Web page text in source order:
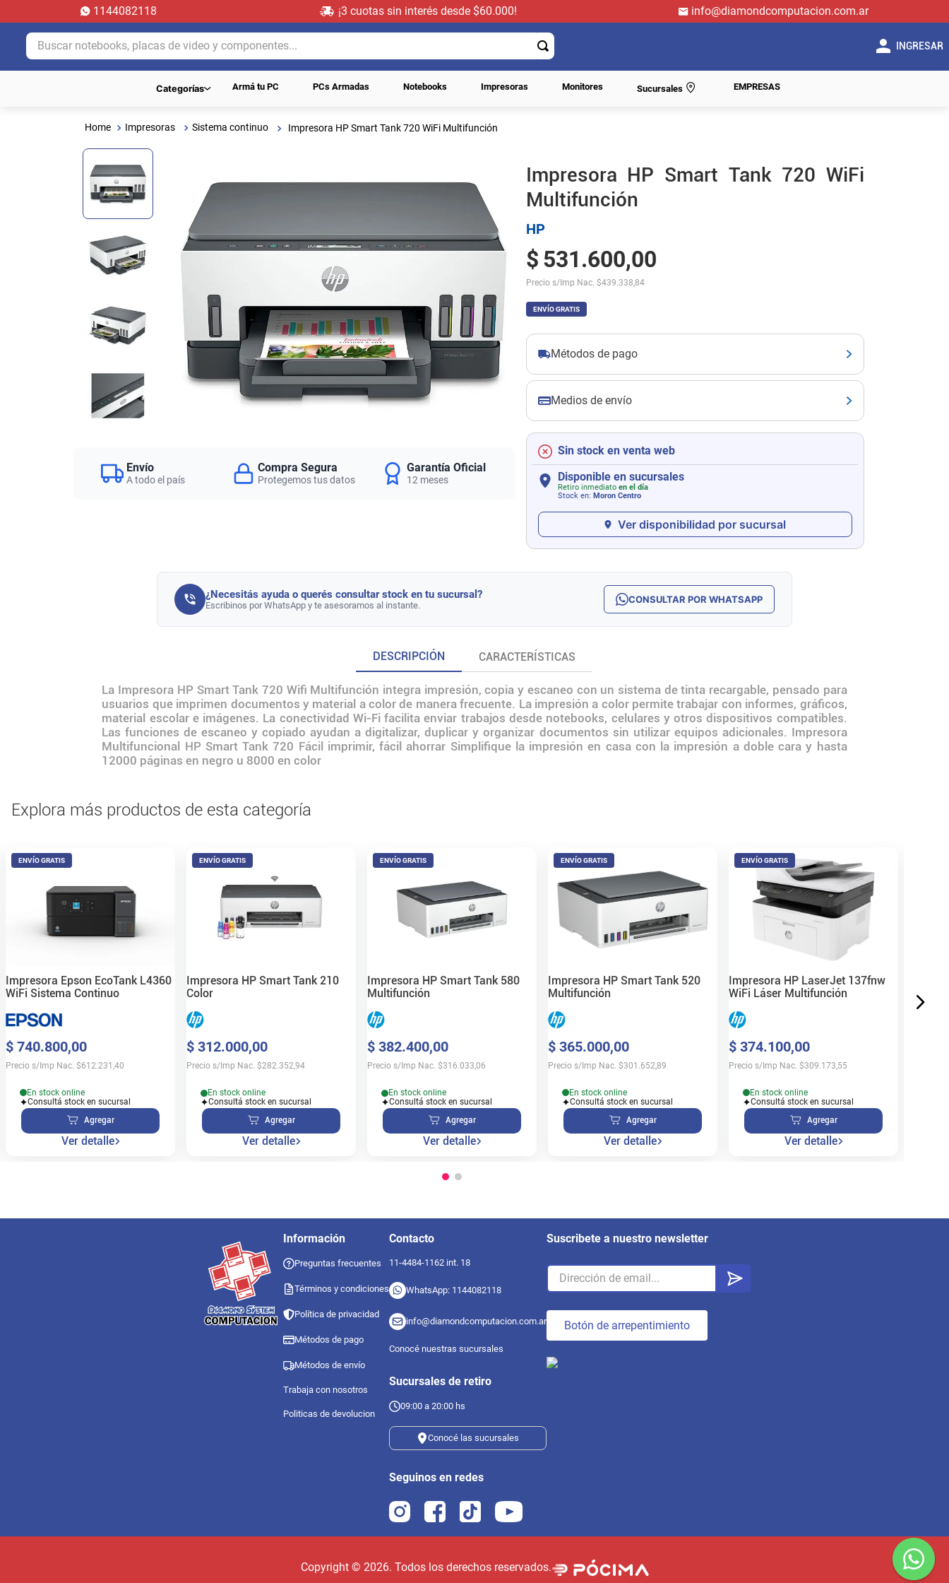
1144082118 ¡3 cuotas sin interés desde $60.000!
info@diamondcomputacion.com.ar
Buscar notebooks, placas de video y componentes...
INGRESAR
Categorías Armá tu PC PCs Armadas Notebooks Impresoras Monitores Sucursales EMPRESAS
Impresoras Sistema continuo Impresora HP Smart Tank 720 WiFi Multifunción
Envío
A todo el país
Compra Segura
Protegemos tus datos
Garantía Oficial
12 meses
Impresora HP Smart Tank 720 WiFi
Multifunción
HP
$ 531.600,00
Precio s/Imp Nac. $439.338,84
ENVÍO GRATIS
Métodos de pago
Medios de envío
Sin stock en venta web
Disponible en sucursales
Retiro inmediato en el día
Stock en: Moron Centro
Ver disponibilidad por sucursal
¿Necesitás ayuda o querés consultar stock en tu sucursal?
Escribinos por WhatsApp y te asesoramos al instante. CONSULTAR POR WHATSAPP
DESCRIPCIÓN CARACTERÍSTICAS
La Impresora HP Smart Tank 720 Wifi Multifunción integra impresión, copia y escaneo con un sistema de tinta recargable, pensado para
usuarios que imprimen documentos y material a color de manera frecuente. La impresión a color permite trabajar con informes, gráficos,
material escolar e imágenes. La conectividad Wi‑Fi facilita enviar trabajos desde notebooks, celulares y otros dispositivos compatibles.
Las funciones de escaneo y copiado ayudan a digitalizar, duplicar y organizar documentos sin utilizar equipos adicionales. Impresora
Multifuncional HP Smart Tank 720 Fácil imprimir, fácil ahorrar Simplifique la impresión en casa con la impresión a doble cara y hasta
12000 páginas en negro u 8000 en color
Explora más productos de esta categoría
ENVÍO GRATIS
Impresora Epson EcoTank L4360
WiFi Sistema Continuo
$ 740.800,00
Precio s/Imp Nac. $612.231,40
En stock online
Consultá stock en sucursal
Agregar
Ver detalle
ENVÍO GRATIS
Impresora HP Smart Tank 210
Color
$ 312.000,00
Precio s/Imp Nac. $282.352,94
En stock online
Consultá stock en sucursal
Agregar
Ver detalle
ENVÍO GRATIS
Impresora HP Smart Tank 580
Multifunción
$ 382.400,00
Precio s/Imp Nac. $316.033,06
En stock online
Consultá stock en sucursal
Agregar
Ver detalle
ENVÍO GRATIS
Impresora HP Smart Tank 520
Multifunción
$ 365.000,00
Precio s/Imp Nac. $301.652,89
En stock online
Consultá stock en sucursal
Agregar
Ver detalle
ENVÍO GRATIS
Impresora HP LaserJet 137fnw
WiFi Láser Multifunción
$ 374.100,00
Precio s/Imp Nac. $309.173,55
En stock online
Consultá stock en sucursal
Agregar
Ver detalle
Información
Preguntas frecuentes
Términos y condiciones
Política de privacidad
Métodos de pago
Métodos de envío
Trabaja con nosotros
Politicas de devolucion
Contacto
11-4484-1162 int. 18
WhatsApp: 1144082118
info@diamondcomputacion.com.ar
Conocé nuestras sucursales
Sucursales de retiro
09:00 a 20:00 hs
Conocé las sucursales
Seguinos en redes
Suscribete a nuestro newsletter
Botón de arrepentimiento
Copyright © 2026. Todos los derechos reservados.